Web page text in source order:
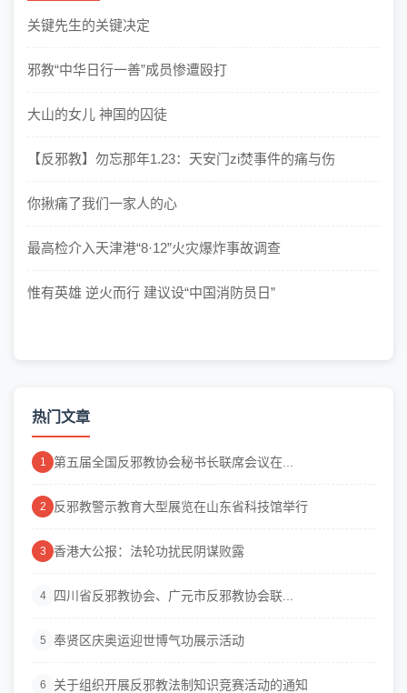
关键先生的关键决定
邪教“中华日行一善”成员惨遭殴打
大山的女儿 神国的囚徒
【反邪教】勿忘那年1.23：天安门zi焚事件的痛与伤
你揪痛了我们一家人的心
最高检介入天津港“8·12”火灾爆炸事故调查
惟有英雄 逆火而行 建议设“中国消防员日”
热门文章
1 第五届全国反邪教协会秘书长联席会议在...
2 反邪教警示教育大型展览在山东省科技馆举行
3 香港大公报：法轮功扰民阴谋败露
4 四川省反邪教协会、广元市反邪教协会联...
5 奉贤区庆奥运迎世博气功展示活动
6 关于组织开展反邪教法制知识竞赛活动的通知